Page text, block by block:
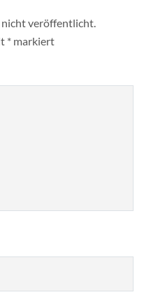
veröffentlicht.
* markiert